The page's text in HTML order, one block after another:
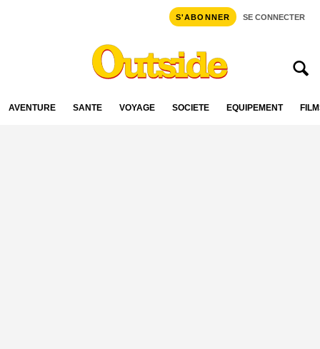
S'ABONNER SE CONNECTER
AVENTURE SANTÉ VOYAGE SOCIÉTÉ ÉQUIPEMENT